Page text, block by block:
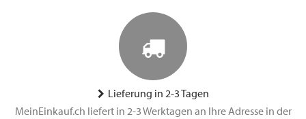
Lieferung in 2-3 Tagen
MeinEinkauf.ch liefert in 2-3 Werktagen an Ihre Adresse in der